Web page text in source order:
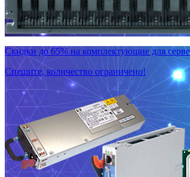
Скидки до 65% на комплектующие для
Спешите, количество ограничено!